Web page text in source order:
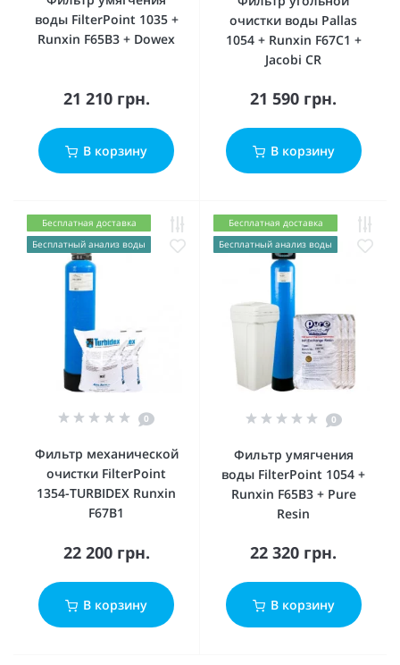
воды FilterPoint 1035 +
Runxin F65B3 + Dowex
21 210 грн.
В корзину
очистки воды Pallas
1054 + Runxin F67C1 +
Jacobi CR
21 590 грн.
В корзину
Бесплатная доставка
Бесплатный анализ воды
0
Фильтр механической
очистки FilterPoint
1354-TURBIDEX Runxin
F67B1
22 200 грн.
В корзину
Бесплатная доставка
Бесплатный анализ воды
0
Фильтр умягчения
воды FilterPoint 1054 +
Runxin F65B3 + Pure
Resin
22 320 грн.
В корзину